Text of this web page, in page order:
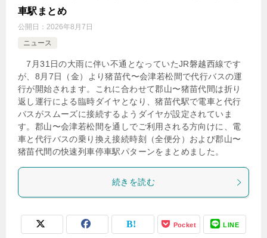
車駅まとめ
公開日： 2026年8月7日
ニュース
7月31日の大雨に伴い不通となっていたJR磐越西線です
が、8月7日（金）より猪苗代〜会津若松間で代行バスの運
行が開始されます。これに合わせて郡山〜猪苗代間は折り
返し運行による臨時ダイヤとなり、猪苗代駅で電車と代行
バスがスムーズに接続するようダイヤが設定されていま
す。郡山〜会津若松間を通しでご利用される方向けに、電
車と代行バスの乗り換え接続時刻（全便分）および郡山〜
猪苗代間の快速列車停車駅パターンをまとめました。
続きを読む
Pocket LINE